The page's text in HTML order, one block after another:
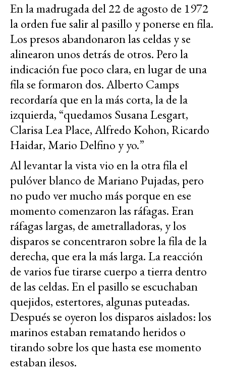
En la madrugada del 22 de agosto de 1972
la orden fue salir al pasillo y ponerse en fila.
Los presos abandonaron las celdas y se
alinearon unos detrás de otros. Pero la
indicación fue poco clara, en lugar de una
fila se formaron dos. Alberto Camps
recordaría que en la más corta, la de la
izquierda, “quedamos Susana Lesgart,
Clarisa Lea Place, Alfredo Kohon, Ricardo
Haidar, Mario Delfino y yo.”
Al levantar la vista vio en la otra fila el
pulóver blanco de Mariano Pujadas, pero
no pudo ver mucho más porque en ese
momento comenzaron las ráfagas. Eran
ráfagas largas, de ametralladoras, y los
disparos se concentraron sobre la fila de la
derecha, que era la más larga. La reacción
de varios fue tirarse cuerpo a tierra dentro
de las celdas. En el pasillo se escuchaban
quejidos, estertores, algunas puteadas.
Después se oyeron los disparos aislados: los
marinos estaban rematando heridos o
tirando sobre los que hasta ese momento
estaban ilesos.